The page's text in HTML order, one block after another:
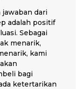
dari
adalah positif
Sebagai
menarik,
kami
bagi
ketertarikan